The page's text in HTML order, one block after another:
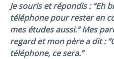
Je souris et répondis : “Eh
téléphone pour rester en
mes études aussi.” Mes
regard et mon père a dit :
téléphone, ce sera.”